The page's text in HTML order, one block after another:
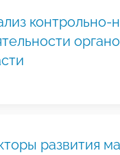
контрольно-
развития